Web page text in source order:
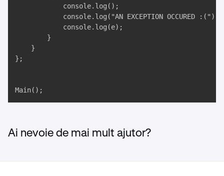
            console.log();
            console.log("AN EXCEPTION OCCURED :(");
            console.log(e);
        }
    }
};
Main();
Ai nevoie de mai mult ajutor?